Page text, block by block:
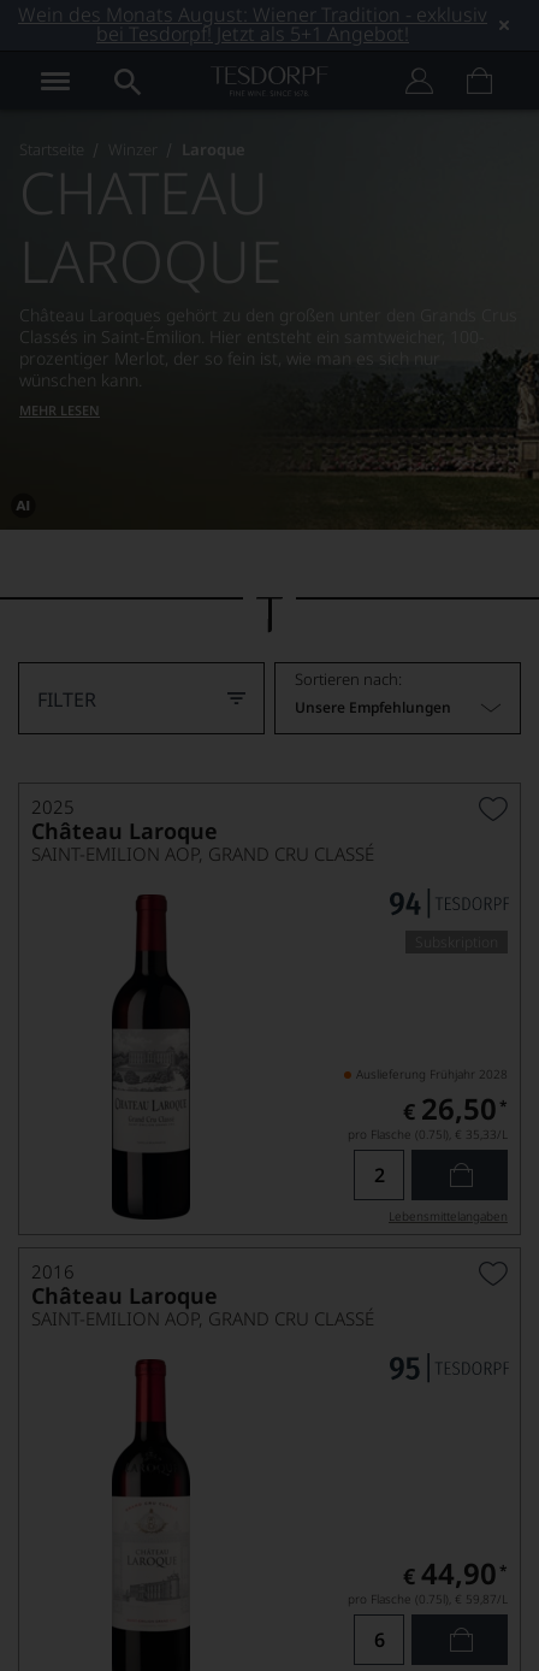
Wein des Monats August: Wiener Tradition - exklusiv
bei Tesdorpf! Jetzt als 5+1 Angebot!
Startseite Winzer Laroque
Dieses
von
CHATEAU
LAROQUE
Château Laroques gehört zu den großen unter den Grands Crus
Classés in Saint-Émilion. Hier entsteht ein samtweicher, 100-
prozentiger Merlot, der so fein ist, wie man es sich nur
wünschen kann.
MEHR LESEN
FILTER
Sortieren nach:
Unsere Empfehlungen
2025
Château Laroque
SAINT-EMILION AOP, GRAND CRU CLASSÉ
Auslieferung Frühjahr 2028
€ 26,50 *
pro Flasche (0.75l), € 35,33/L
Lebensmittel­angaben
2016
Château Laroque
SAINT-EMILION AOP, GRAND CRU CLASSÉ
€ 44,90 *
pro Flasche (0.75l), € 59,87/L